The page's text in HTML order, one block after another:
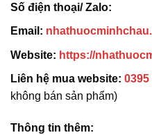
Số điện thoại/ Zalo:
Email:
Website: https://
Liên hệ mua website: 0395
không bán sản phẩm)
Thông tin thêm: